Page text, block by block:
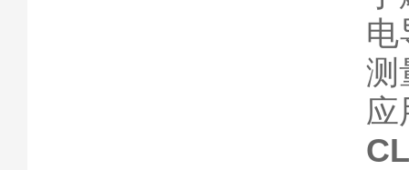
电
测
应